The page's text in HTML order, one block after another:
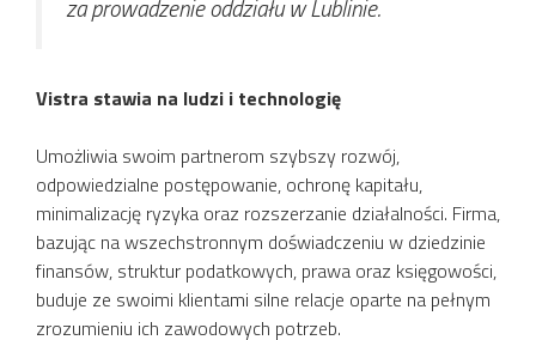
za prowadzenie oddziału w Lublinie.
Vistra stawia na ludzi i technologię
Umożliwia swoim partnerom szybszy rozwój,
odpowiedzialne postępowanie, ochronę kapitału,
minimalizację ryzyka oraz rozszerzanie działalności. Firma,
bazując na wszechstronnym doświadczeniu w dziedzinie
finansów, struktur podatkowych, prawa oraz księgowości,
buduje ze swoimi klientami silne relacje oparte na pełnym
zrozumieniu ich zawodowych potrzeb.